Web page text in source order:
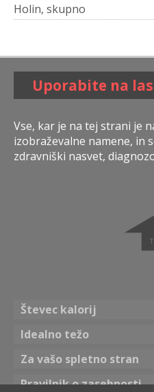
Holin, skupno
Uporabite na
Vse, kar je na tej strani je
izobraževalne namene, in
zdravniški nasvet,
Števec kalorij
Idealno težo
Za vašo spletno stran
Pravilnik o zasebnosti